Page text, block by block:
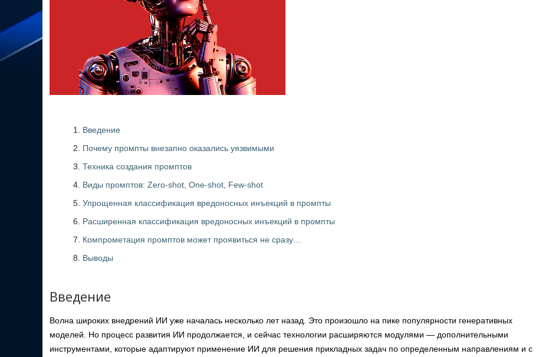
Введение
Почему промпты внезапно оказались уязвимыми
Техника создания промптов
Виды промптов: Zero-shot, One-shot, Few-shot
Упрощенная классификация вредоносных инъекций в промпты
Расширенная классификация вредоносных инъекций в промпты
Компрометация промптов может проявиться не сразу…
Выводы
Введение
Волна широких внедрений ИИ уже началась несколько лет назад. Это произошло на пике популярности генеративных
моделей. Но процесс развития ИИ продолжается, и сейчас технологии расширяются модулями — дополнительными
инструментами, которые адаптируют применение ИИ для решения прикладных задач по определенным направлениям и с